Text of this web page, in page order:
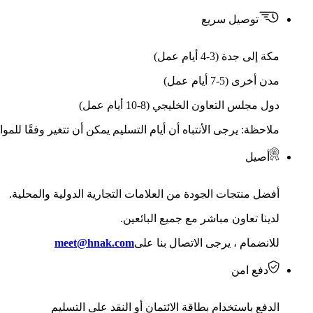
توصيل سريع
مكة إلى جدة (3-4 أيام عمل)
مدن أخرى (5-7 أيام عمل)
دول مجلس التعاون الخليجي (8-10 أيام عمل)
ملاحظة: يرجى الأنتباه أن أيام التسليم يمكن أن تتغير وفقًا
أصيل
أفضل منتجات الجودة من العلامات التجارية الدولية والمحلية.
لدينا تعاون مباشر مع جميع البائعين.
للانضمام ، يرجى الاتصال بنا علىmeet@hnak.com
دفع امن
الدفع باستخدام بطاقة الائتمان أو النقد على التسليم